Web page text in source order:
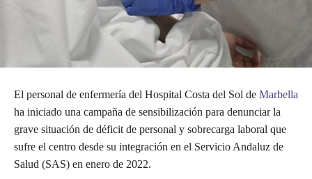
El personal de enfermería del Hospital Costa del Sol de Marbella
ha iniciado una campaña de sensibilización para denunciar la
grave situación de déficit de personal y sobrecarga laboral que
sufre el centro desde su integración en el Servicio Andaluz de
Salud (SAS) en enero de 2022.